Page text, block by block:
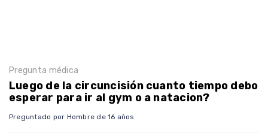
Pregunta médica
Luego de la circuncisión cuanto tiempo debo
esperar para ir al gym o a natacion?
Preguntado por Hombre de 16 años